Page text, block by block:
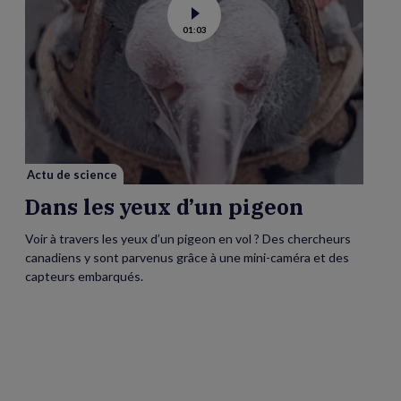
Voir
la
vidéo
01:03
Actu de science
Dans les yeux d’un pigeon
Voir à travers les yeux d’un pigeon en vol ? Des chercheurs
canadiens y sont parvenus grâce à une mini-caméra et des
capteurs embarqués.